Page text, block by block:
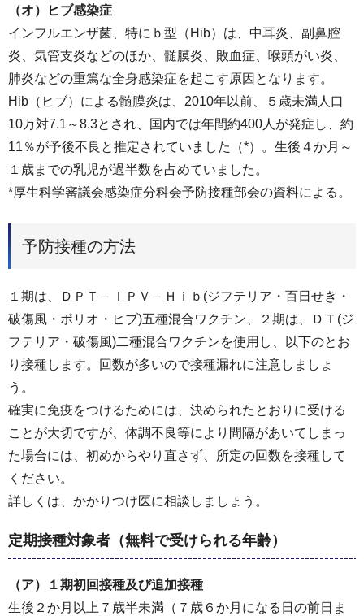
（オ）ヒブ感染症
インフルエンザ菌、特にｂ型（Hib）は、中耳炎、副鼻腔
炎、気管支炎などのほか、髄膜炎、敗血症、喉頭がい炎、
肺炎などの重篤な全身感染症を起こす原因となります。
Hib（ヒブ）による髄膜炎は、2010年以前、５歳未満人口
10万対7.1～8.3とされ、国内では年間約400人が発症し、約
11％が予後不良と推定されていました（*）。生後４か月～
１歳までの乳児が過半数を占めていました。
*厚生科学審議会感染症分科会予防接種部会の資料による。
予防接種の方法
１期は、ＤＰＴ－ＩＰＶ－Ｈｉｂ(ジフテリア・百日せき・
破傷風・ポリオ・ヒブ)五種混合ワクチン、２期は、ＤＴ(ジ
フテリア・破傷風)二種混合ワクチンを使用し、以下のとお
り接種します。回数が多いので接種漏れに注意しましょ
う。
確実に免疫をつけるためには、決められたとおりに受ける
ことが大切ですが、体調不良等により間隔があいてしまっ
た場合には、初めからやり直さず、所定の回数を接種して
ください。
詳しくは、かかりつけ医に相談しましょう。
定期接種対象者（無料で受けられる年齢）
（ア）１期初回接種及び追加接種
生後２か月以上７歳半未満（７歳６か月になる日の前日ま